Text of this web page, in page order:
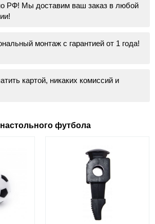
РФ! Мы доставим ваш заказ в любой
монтаж с гарантией от 1 года!
картой, никаких комиссий и
футбола